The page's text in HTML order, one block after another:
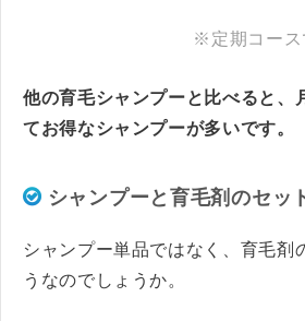
※定期コース
他の育毛シャンプーと比べると、
てお得なシャンプーが多いです。
シャンプーと育毛剤のセッ
シャンプー単品ではなく、育毛剤
うなのでしょうか。